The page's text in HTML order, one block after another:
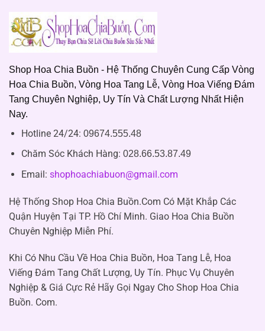
Shop Hoa Chia Buồn - Hệ Thống Chuyên Cung Cấp Vòng
Hoa Chia Buồn, Vòng Hoa Tang Lễ, Vòng Hoa Viếng Đám
Tang Chuyên Nghiệp, Uy Tín Và Chất Lượng Nhất Hiện
Nay.
Hotline 24/24: 09674.555.48
Chăm Sóc Khách Hàng: 028.66.53.87.49
Email: shophoachiabuon@gmail.com
Hệ Thống Shop Hoa Chia Buồn.Com Có Mặt Khắp Các
Quận Huyện Tại TP. Hồ Chí Minh. Giao Hoa Chia Buồn
Chuyên Nghiệp Miễn Phí.
Khi Có Nhu Cầu Về Hoa Chia Buồn, Hoa Tang Lễ, Hoa
Viếng Đám Tang Chất Lượng, Uy Tín. Phục Vụ Chuyên
Nghiệp & Giá Cực Rẻ Hãy Gọi Ngay Cho Shop Hoa Chia
Buồn. Com.